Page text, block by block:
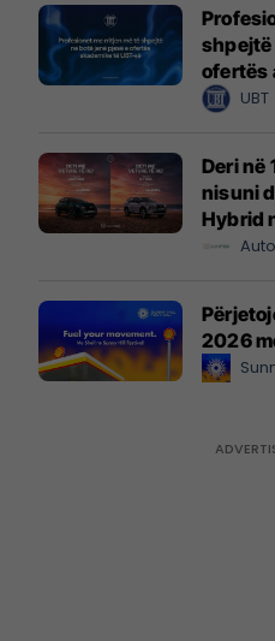
shpejtë
ofertës
UBT
Deri në
nisuni
Hybrid
2026